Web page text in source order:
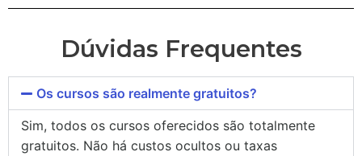
Dúvidas Frequentes
Os cursos são realmente gratuitos?
Sim, todos os cursos oferecidos são totalmente
gratuitos. Não há custos ocultos ou taxas